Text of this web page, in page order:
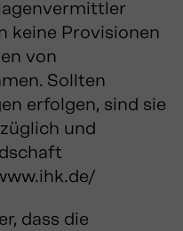
keine Provisionen
von
Sollten
erfolgen, sind sie
und
dass die